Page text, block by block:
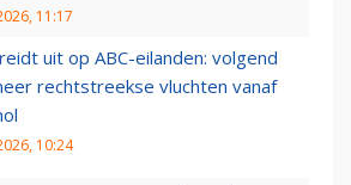
11:17
uit op ABC-eilanden: volgend
rechtstreekse vluchten vanaf
10:24